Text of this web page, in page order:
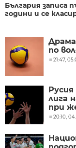
България записа
години и се
по
21:47,
лига
при
20:10,